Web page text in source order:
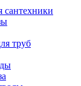
сантехники
труб